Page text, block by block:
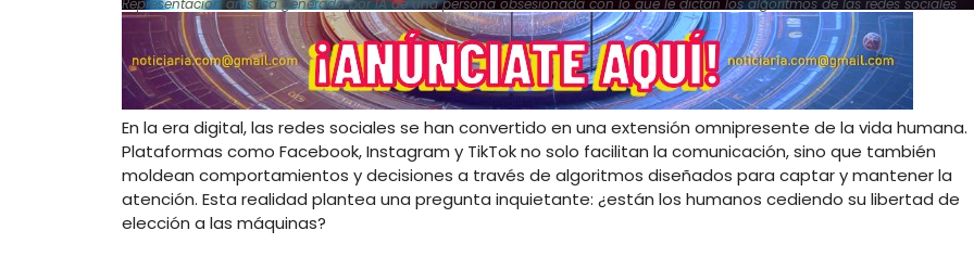
Representación artística generada por IA de una persona obsesionada con lo que le dictan los algoritmos de las redes sociales
En la era digital, las redes sociales se han convertido en una extensión omnipresente de la vida humana.
Plataformas como Facebook, Instagram y TikTok no solo facilitan la comunicación, sino que también
moldean comportamientos y decisiones a través de algoritmos diseñados para captar y mantener la
atención. Esta realidad plantea una pregunta inquietante: ¿están los humanos cediendo su libertad de
elección a las máquinas?